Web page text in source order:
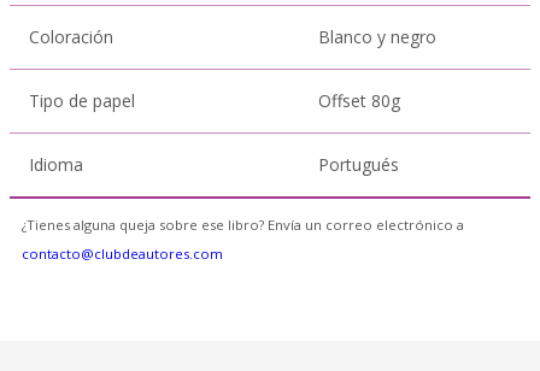
Coloración Blanco y negro
Tipo de papel Offset 80g
Idioma Portugués
¿Tienes alguna queja sobre ese libro? Envía un correo electrónico a
contacto@clubdeautores.com